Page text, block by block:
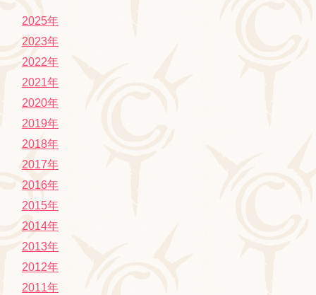
2025年
2023年
2022年
2021年
2020年
2019年
2018年
2017年
2016年
2015年
2014年
2013年
2012年
2011年